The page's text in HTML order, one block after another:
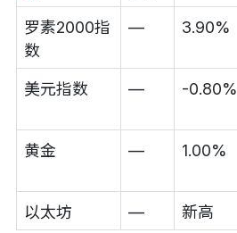
罗素2000指
数
— 3.90%
美元指数 — -0.80%
黄金 — 1.00%
以太坊 — 新高